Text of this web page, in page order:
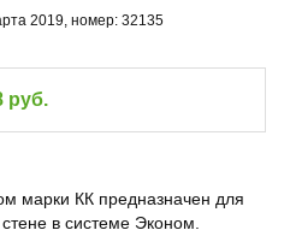
2019, номер: 32135
руб.
марки КК предназначен для
в системе Эконом.